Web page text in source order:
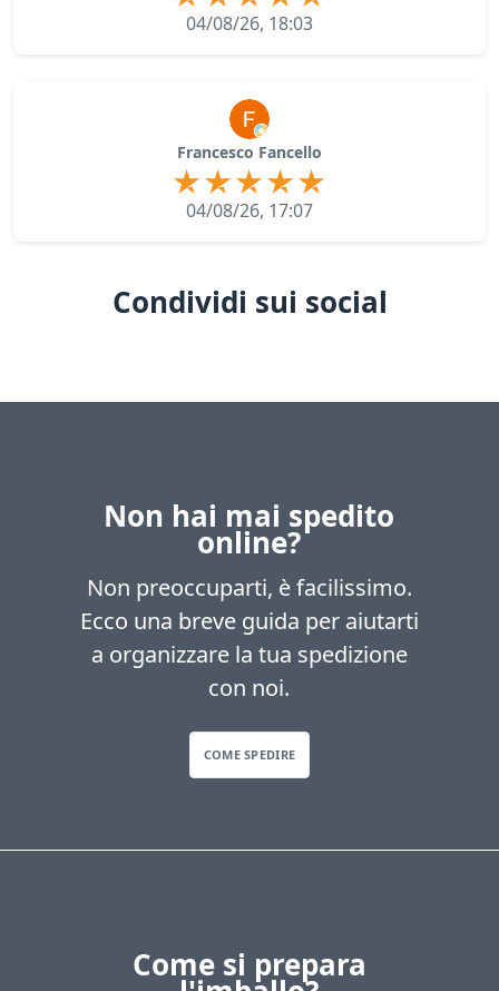
04/08/26, 18:03
Francesco Fancello
04/08/26, 17:07
Condividi sui social
Non hai mai spedito
online?
Non preoccuparti, è facilissimo.
Ecco una breve guida per aiutarti
a organizzare la tua spedizione
con noi.
COME SPEDIRE
Come si prepara